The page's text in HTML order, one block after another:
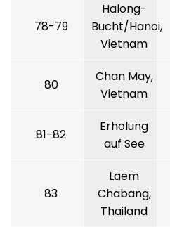
78-79
Halong-
Bucht/Hanoi,
Vietnam
80
Chan May,
Vietnam
81-82
Erholung
auf See
83
Laem
Chabang,
Thailand